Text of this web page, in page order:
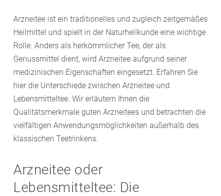
Arzneitee ist ein traditionelles und zugleich zeitgemäßes
Heilmittel und spielt in der Naturheilkunde eine wichtige
Rolle. Anders als herkömmlicher Tee, der als
Genussmittel dient, wird Arzneitee aufgrund seiner
medizinischen Eigenschaften eingesetzt. Erfahren Sie
hier die Unterschiede zwischen Arzneitee und
Lebensmitteltee. Wir erläutern Ihnen die
Qualitätsmerkmale guten Arzneitees und betrachten die
vielfältigen Anwendungsmöglichkeiten außerhalb des
klassischen Teetrinkens.
Arzneitee oder
Lebensmitteltee: Die